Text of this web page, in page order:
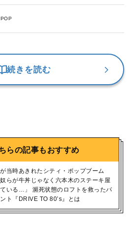
続きを読む
らの記事もおすすめ
当時あきれたシティ・ポップブーム
奴らが牛丼じゃなく六本木のステーキ屋
いる…」 瀕死状態のロフトを救ったパ
ト『DRIVE TO 80’s』とは